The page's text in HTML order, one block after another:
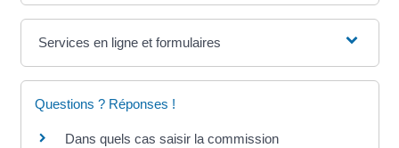
Services en ligne et formulaires
Questions ? Réponses !
Dans quels cas saisir la commission